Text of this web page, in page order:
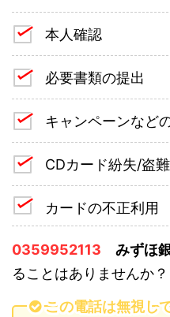
本人確認
必要書類の提出
キャンペーンなど
CDカード紛失/盗難
カードの不正利用
0359952113 みずほ
ることはありませんか？
この電話は無視し